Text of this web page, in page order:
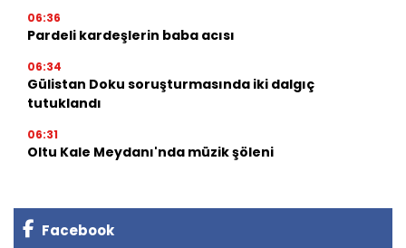
06:36
Pardeli kardeşlerin baba acısı
06:34
Gülistan Doku soruşturmasında iki dalgıç
tutuklandı
06:31
Oltu Kale Meydanı'nda müzik şöleni
Facebook